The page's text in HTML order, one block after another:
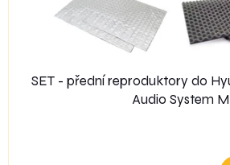
SET - přední reproduktory do
Audio System M